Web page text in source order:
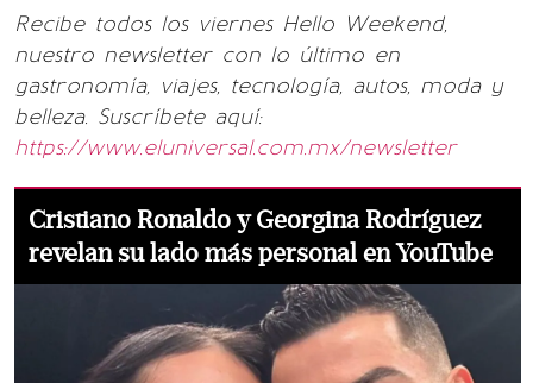
Recibe todos los viernes Hello Weekend,
nuestro newsletter con lo último en
gastronomía, viajes, tecnología, autos, moda y
belleza. Suscríbete aquí:
https://www.eluniversal.com.mx/newsletter
Cristiano Ronaldo y Georgina Rodríguez
revelan su lado más personal en YouTube